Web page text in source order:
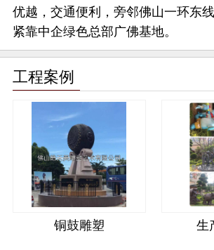
优越，交通便利，旁邻佛山一环东
紧靠中企绿色总部广佛基地。
工程案例
铜鼓雕塑 生